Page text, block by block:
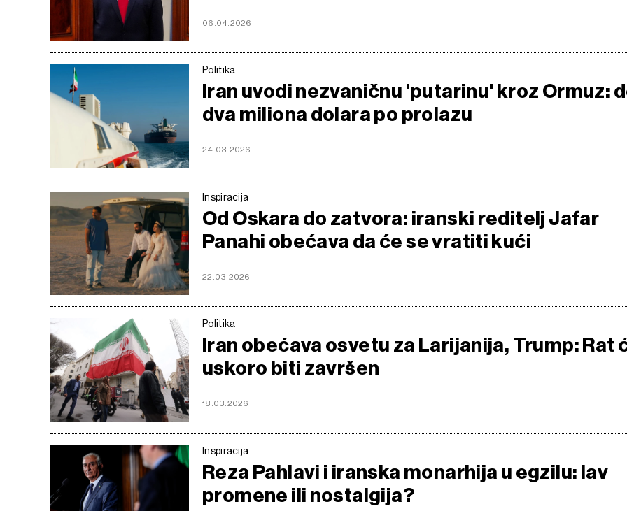
06.04.2026
Politika
Iran uvodi nezvaničnu 'putarinu' kroz Ormuz:
dva miliona dolara po prolazu
24.03.2026
Inspiracija
Od Oskara do zatvora: iranski reditelj Jafar
Panahi obećava da će se vratiti kući
22.03.2026
Politika
Iran obećava osvetu za Larijanija, Trump: Rat
uskoro biti završen
18.03.2026
Inspiracija
Reza Pahlavi i iranska monarhija u egzilu: lav
promene ili nostalgija?